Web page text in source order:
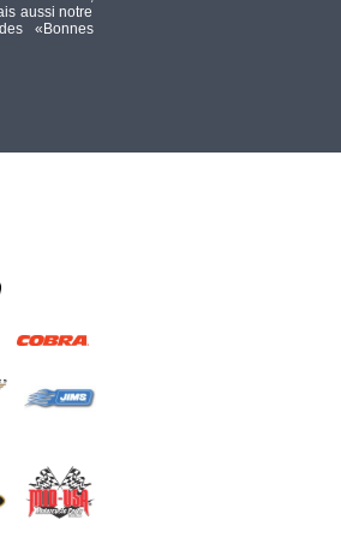
- OEM
- LA PIECE
SHIRT M
aussi notre
«Bonnes